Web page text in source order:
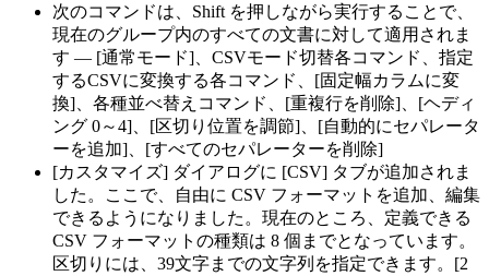
次のコマンドは、Shift を押しながら実行することで、
現在のグループ内のすべての文書に対して適用されま
す — [通常モード]、CSVモード切替各コマンド、指定
するCSVに変換する各コマンド、[固定幅カラムに変
換]、各種並べ替えコマンド、[重複行を削除]、[ヘディ
ング 0～4]、[区切り位置を調節]、[自動的にセパレータ
ーを追加]、[すべてのセパレーターを削除]
[カスタマイズ] ダイアログに [CSV] タブが追加されま
した。ここで、自由に CSV フォーマットを追加、編集
できるようになりました。現在のところ、定義できる
CSV フォーマットの種類は 8 個までとなっています。
区切りには、39文字までの文字列を指定できます。[2